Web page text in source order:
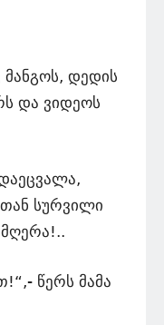
დედის
და ვიდეოს
სურვილი
წერს მამა